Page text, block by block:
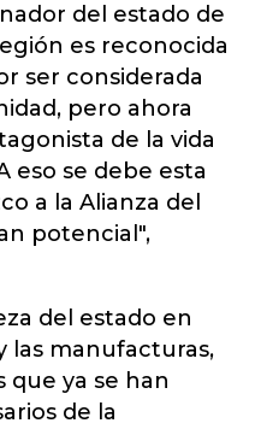
del estado de
es reconocida
ser considerada
pero ahora
de la vida
eso se debe esta
a la Alianza del
potencial",
del estado en
las manufacturas,
que ya se han
de la